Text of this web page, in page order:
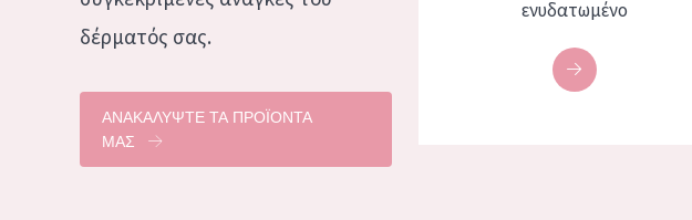
δέρματός σας.
ΑΝΑΚΑΛΥΨΤΕ ΤΑ ΠΡΟΪΟΝΤΑ
ΜΑΣ
ενυδατωμένο